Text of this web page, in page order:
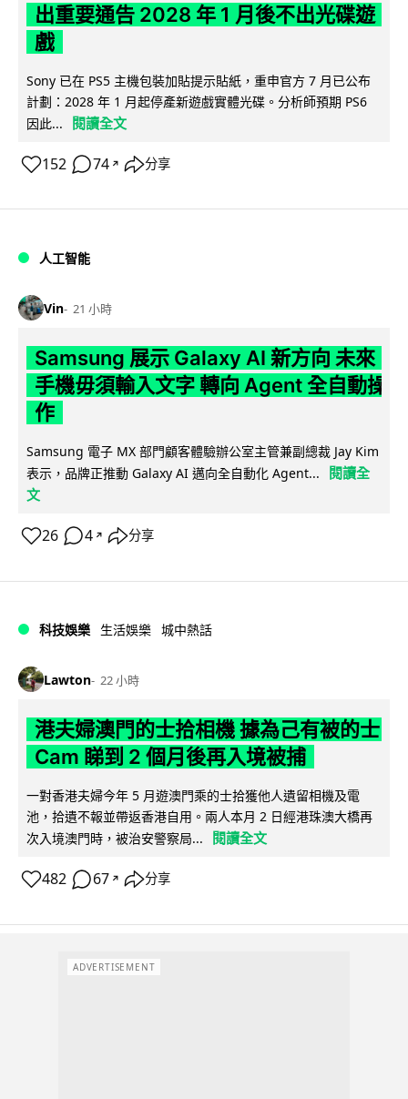
出重要通告 2028 年 1 月後不出光碟遊
戲
Sony 已在 PS5 主機包裝加貼提示貼紙，重申官方 7 月已公布
計劃：2028 年 1 月起停產新遊戲實體光碟。分析師預期 PS6
因此...
閱讀全文
152 74 ↗ 分享
人工智能
Vin 21 小時
Samsung 展示 Galaxy AI 新方向 未來
手機毋須輸入文字 轉向 Agent 全自動操
作
Samsung 電子 MX 部門顧客體驗辦公室主管兼副總裁 Jay Kim
表示，品牌正推動 Galaxy AI 邁向全自動化 Agent...
閱讀全
文
26 4 ↗ 分享
科技娛樂 生活娛樂 城中熱話
Lawton 22 小時
港夫婦澳門的士拾相機 據為己有被的士
Cam 睇到 2 個月後再入境被捕
一對香港夫婦今年 5 月遊澳門乘的士拾獲他人遺留相機及電
池，拾遺不報並帶返香港自用。兩人本月 2 日經港珠澳大橋再
次入境澳門時，被治安警察局...
閱讀全文
482 67 ↗ 分享
ADVERTISEMENT